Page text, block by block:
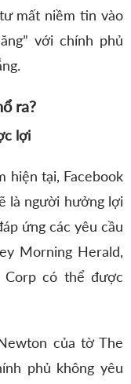
mất niềm tin vào
với chính phủ
ra?
lợi
hiện tại, Facebook
là người hưởng lợi
ứng các yêu cầu
Morning Herald,
Corp có thể được
của tờ The
phủ không yêu